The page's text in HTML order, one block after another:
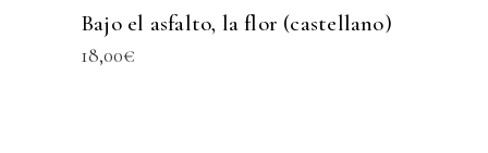
Bajo el asfalto, la flor (castellano)
18,00€